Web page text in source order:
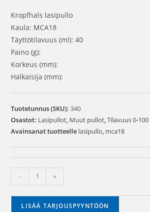
Kropfhals lasipullo
Kaula: MCA18
Täyttötilavuus (ml): 40
Paino (g):
Korkeus (mm):
Halkaisija (mm):
Tuotetunnus (SKU):340
Osastot: Lasipullot, Muut pullot,Tilavuus 0-
Avainsanat tuotteelle lasipullo, mca18
- +
LISÄÄ TARJOUSPYYNTÖÖN